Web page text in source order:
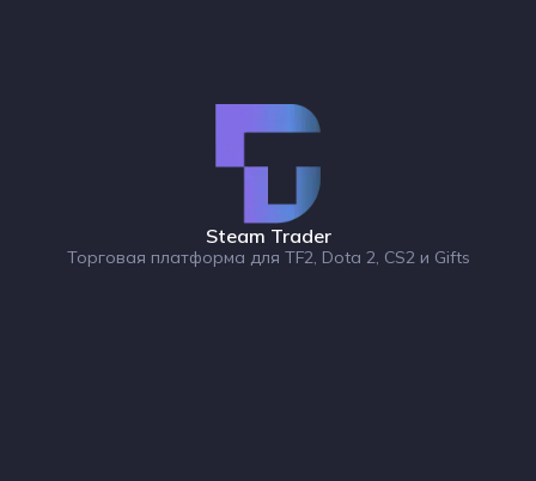
Steam Trader
Торговая платформа для TF2, Dota 2, CS2 и Gifts